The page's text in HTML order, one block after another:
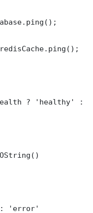
? 'healthy' :
: 'error'